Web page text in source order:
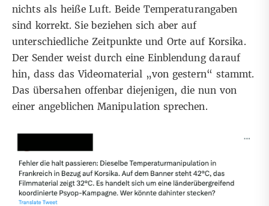
nichts als heiße Luft. Beide Temperaturangaben
sind korrekt. Sie beziehen sich aber auf
unterschiedliche Zeitpunkte und Orte auf Korsika.
Der Sender weist durch eine Einblendung darauf
hin, dass das Videomaterial „von gestern“ stammt.
Das übersahen offenbar diejenigen, die nun von
einer angeblichen Manipulation sprechen.